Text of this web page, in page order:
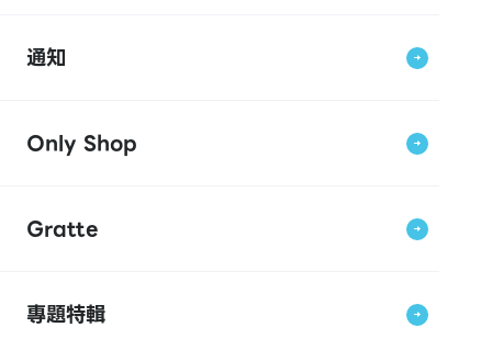
通知
Only Shop
Gratte
專題特輯